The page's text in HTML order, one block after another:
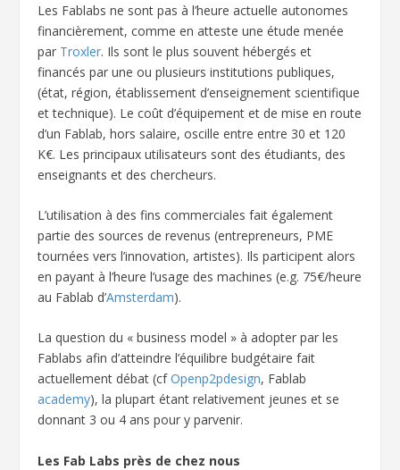
Les Fablabs ne sont pas à l’heure actuelle autonomes
financièrement, comme en atteste une étude menée
par Troxler. Ils sont le plus souvent hébergés et
financés par une ou plusieurs institutions publiques,
(état, région, établissement d’enseignement scientifique
et technique). Le coût d’équipement et de mise en route
d’un Fablab, hors salaire, oscille entre entre 30 et 120
K€. Les principaux utilisateurs sont des étudiants, des
enseignants et des chercheurs.
L’utilisation à des fins commerciales fait également
partie des sources de revenus (entrepreneurs, PME
tournées vers l’innovation, artistes). Ils participent alors
en payant à l’heure l’usage des machines (e.g. 75€/heure
au Fablab d’Amsterdam).
La question du « business model » à adopter par les
Fablabs afin d’atteindre l’équilibre budgétaire fait
actuellement débat (cfOpenp2pdesign, Fablab
academy), la plupart étant relativement jeunes et se
donnant 3 ou 4 ans pour y parvenir.
Les Fab Labs près de chez nous